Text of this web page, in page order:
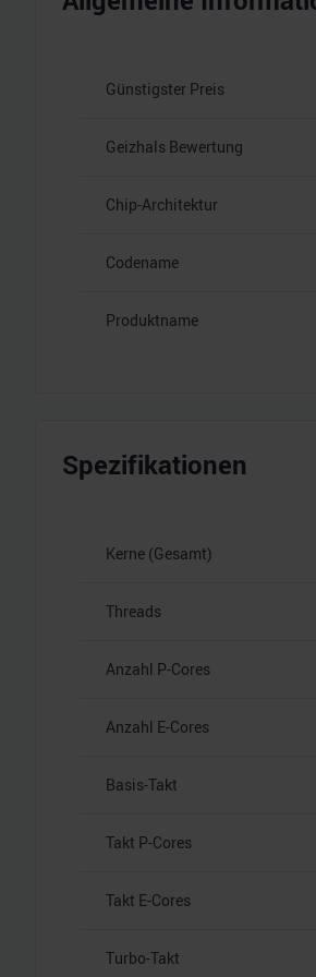
Günstigster Preis
Geizhals Bewertung
Chip-Architektur
Codename
Produktname
Spezifikationen
Kerne (Gesamt)
Threads
Anzahl P-Cores
Anzahl E-Cores
Basis-Takt
Takt P-Cores
Takt E-Cores
Turbo-Takt